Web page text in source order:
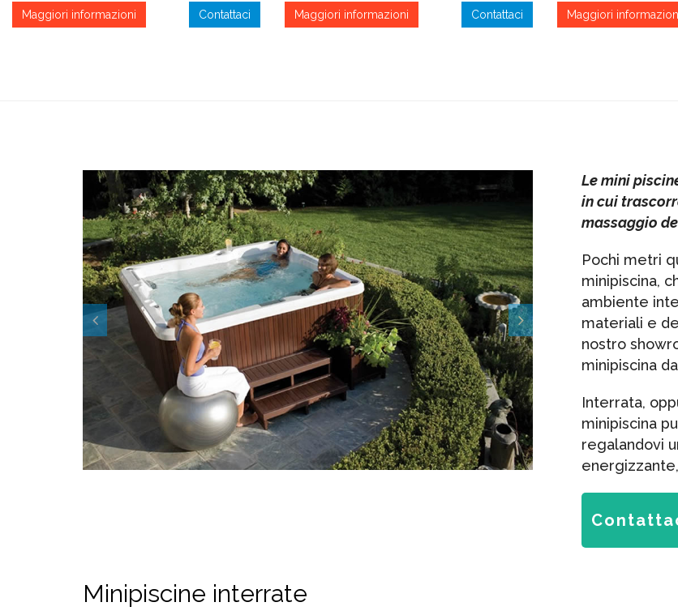
Maggiori informazioni Contattaci Maggiori informazioni Contattaci Maggiori
Precedente Successivo
Le mini
in cui
massaggio
Pochi metri
minipiscina,
ambiente
materiali e
nostro
minipiscina
Interrata,
minipiscina
regalandovi
Minipiscine interrate